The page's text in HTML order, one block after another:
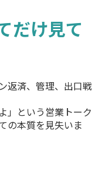
だけ見て
返済、管理、出口戦
」という営業トーク
の本質を見失いま